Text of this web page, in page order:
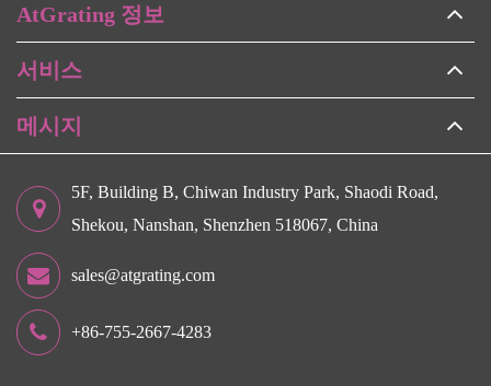
AtGrating 정보
서비스
메시지
5F, Building B, Chiwan Industry Park, Shaodi Road,
Shekou, Nanshan, Shenzhen 518067, China
sales@atgrating.com
+86-755-2667-4283